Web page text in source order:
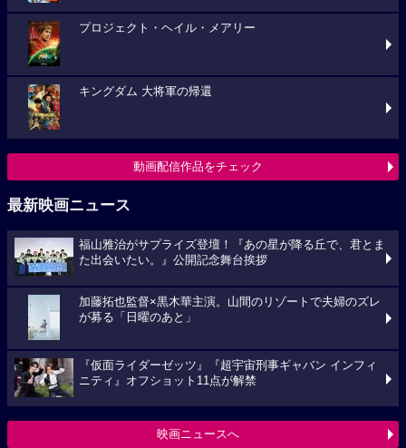
プロジェクト・ヘイル・メアリー
キングダム 大将軍の帰還
動画配信作品をチェック
最新映画ニュース
福山雅治がサプライズ登壇！『あの星が降る丘で、君とま
た出会いたい。』公開記念舞台挨拶
加藤拓也監督×黒木華主演。山間のリゾートで夫婦のズレ
が募る「日曜のあと」
『仮面ライダーゼッツ』『超宇宙刑事ギャバン インフィ
ニティ』オフショット11点が解禁
映画ニュースへ